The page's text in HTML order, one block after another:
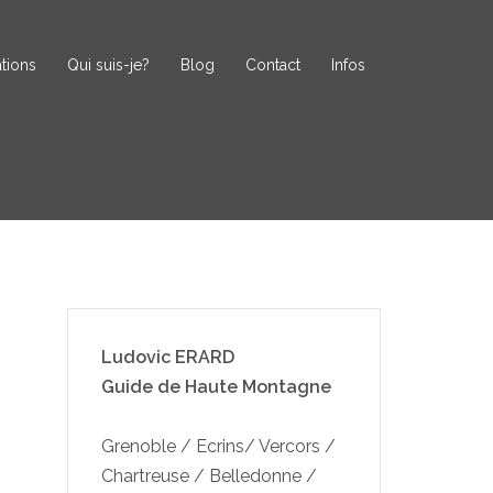
Qui suis-je? Blog Contact Infos
Ludovic ERARD
Guide de Haute Montagne
Grenoble / Ecrins/ Vercors /
Chartreuse / Belledonne /